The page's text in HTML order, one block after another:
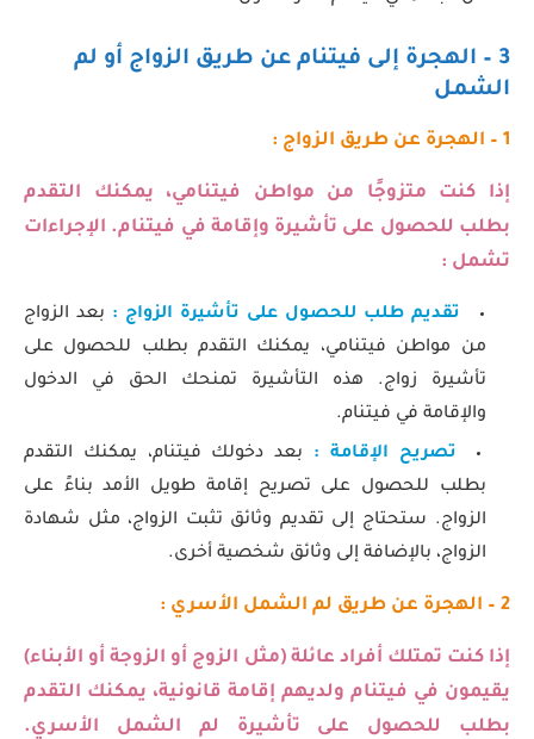
3 – الهجرة إلى فيتنام عن طريق الزواج
أو لم
الشمل
1 – الهجرة عن طريق الزواج :
إذا كنت متزوجًا من مواطن فيتنامي، يمكنك التقدم
بطلب للحصول على تأشيرة وإقامة في فيتنام. الإجراءات
تشمل :
تقديم طلب للحصول على تأشيرة الزواج : بعد الزواج
من مواطن فيتنامي، يمكنك التقدم بطلب للحصول على
تأشيرة زواج. هذه التأشيرة تمنحك الحق في الدخول
والإقامة في فيتنام.
تصريح الإقامة :
بعد دخولك فيتنام، يمكنك التقدم
بطلب للحصول على تصريح إقامة طويل الأمد بناءً على
الزواج. ستحتاج إلى تقديم وثائق تثبت الزواج، مثل شهادة
الزواج، بالإضافة إلى وثائق شخصية أخرى.
2 – الهجرة عن طريق لم الشمل الأسري :
إذا كنت تمتلك أفراد عائلة (مثل الزوج أو الزوجة أو الأبناء)
يقيمون في فيتنام ولديهم إقامة قانونية، يمكنك التقدم
بطلب للحصول على تأشيرة لم الشمل الأسري.